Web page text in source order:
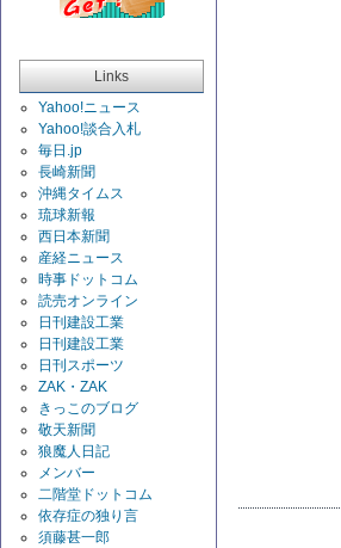
Links
Yahoo!ニュース
Yahoo!談合入札
毎日.jp
長崎新聞
沖縄タイムス
琉球新報
西日本新聞
産経ニュース
時事ドットコム
読売オンライン
日刊建設工業
日刊建設工業
日刊スポーツ
ZAK・ZAK
きっこのブログ
敬天新聞
狼魔人日記
メンバー
二階堂ドットコム
依存症の独り言
須藤甚一郎